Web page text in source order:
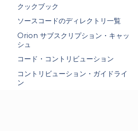
クックブック
ソースコードのディレクトリ一覧
Orion サブスクリプション・キャッ
シュ
コード・コントリビューション
コントリビューション・ガイドライ
ン